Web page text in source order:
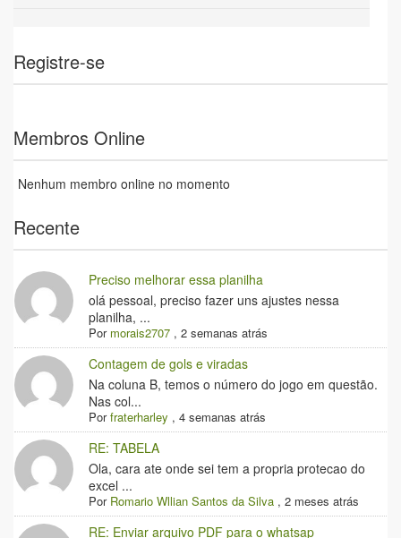
Registre-se
Membros Online
Nenhum membro online no momento
Recente
Preciso melhorar essa planilha
olá pessoal, preciso fazer uns ajustes nessa
planilha, ...
Por morais2707 ,2 semanas atrás
Contagem de gols e viradas
Na coluna B, temos o número do jogo em questão.
Nas col...
Porfraterharley ,4 semanas atrás
RE: TABELA
Ola, cara ate onde sei tem a propria protecao do
excel ...
Por Romario Wllian Santos da Silva ,2 meses atrás
RE: Enviar arquivo PDF para o whatsap